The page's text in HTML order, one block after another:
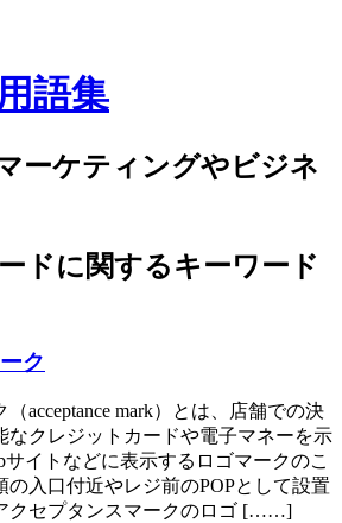
ーケティングやビジネ
ドに関するキーワード
ク
acceptance mark）とは、店舗での決
なクレジットカードや電子マネーを示
イトなどに表示するロゴマークのこ
の入口付近やレジ前のPOPとして設置
クセプタンスマークのロゴ [……]